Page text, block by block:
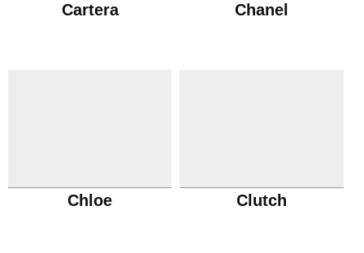
Cartera Chanel
Chloe Clutch